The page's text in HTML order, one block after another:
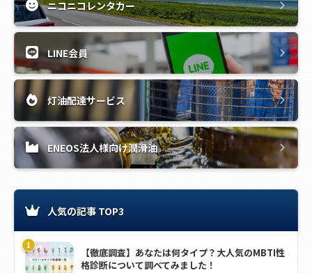
ニコニコレンタカー
LINE会員
灯油配達サービス
ENEOS法人様向け潤滑油
人気の記事 TOP3
【徹底調査】あなたは何タイプ？大人気のMBTI性
格診断について調べてみました！